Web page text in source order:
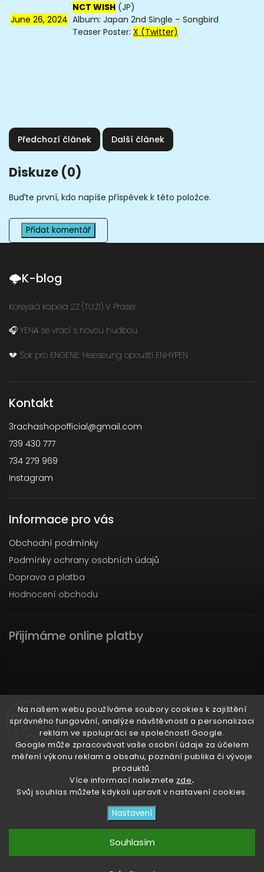
Na našem webu používáme soubory cookies k zajištění
správného fungování, analýze návštěvnosti a personalizaci
reklam ve spolupráci se společností Google.
Google může zpracovávat vaše osobní údaje za účelem
měření výkonu reklam a obsahu, poznání publika či vývoje
produktů.
Více informací naleznete zde.
Svůj souhlas můžete kdykoli upravit v nastavení cookies.
Nastavení
Souhlasím
June 26, 2024
NCT WISH (JP)
Album: Japan 2nd Single – Songbird
Teaser Poster: X (Twitter)
Předchozí článek Další článek
Diskuze (0)
Buďte první, kdo napíše příspěvek k této položce.
Přidat komentář
🌩K-blog
Korejská kapela 2Z (TU:ZI) V Praze!
🎧 YENA se vrací s novou hudbou.
💔 Šok pro ENGENE: Heeseung opouští ENHYPEN
Kontakt
3rachashopofficial@gmail.com
739 430 777
734 279 969
Instagram
Informace pro vás
Obchodní podmínky
Podmínky ochrany osobních údajů
Doprava a platba
Hodnocení obchodu
Přijímáme online platby
Instagram
Ať už ti nic neunikne!
3RACHAshop
vyhrazena.
Upravit nastavení cookies